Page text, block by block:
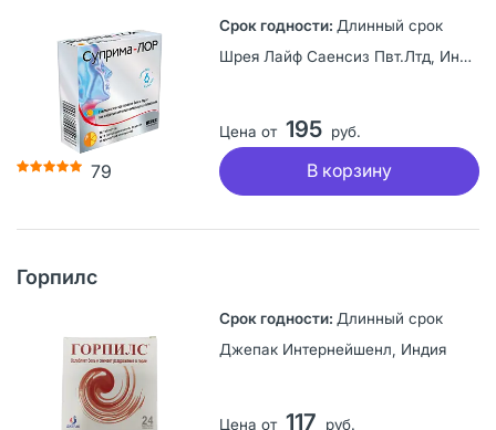
79
Длинный срок
Шрея Лайф Саенсиз Пвт.Лтд, Индия
Цена от 195 руб.
В корзину
Горпилс
Длинный срок
Джепак Интернейшенл, Индия
Цена от 117 руб.